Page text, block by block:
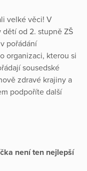
velké věci! V
od 2. stupně ZŠ
pořádání
organizaci, kterou si
sousedské
zdravé krajiny a
podpoříte další
není ten nejlepší